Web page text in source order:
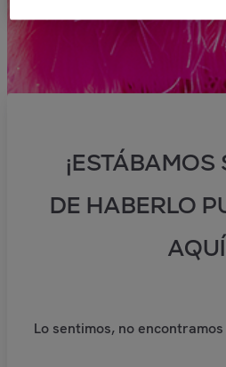
¡ESTÁBAMOS
DE HABERLO
Lo sentimos, no